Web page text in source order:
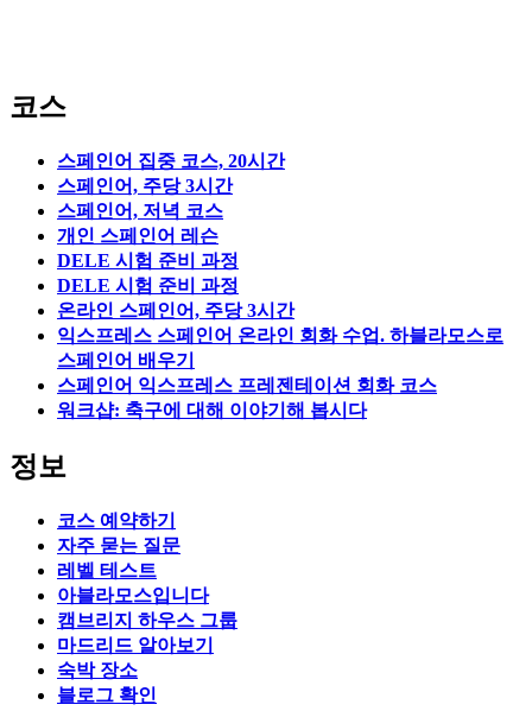
코스
스페인어 집중 코스, 20시간
스페인어, 주당 3시간
스페인어, 저녁 코스
개인 스페인어 레슨
DELE 시험 준비 과정
DELE 시험 준비 과정
온라인 스페인어, 주당 3시간
익스프레스 스페인어 온라인 회화 수업. 하블라모스로
스페인어 배우기
스페인어 익스프레스 프레젠테이션 회화 코스
워크샵: 축구에 대해 이야기해 봅시다
정보
코스 예약하기
자주 묻는 질문
레벨 테스트
아블라모스입니다
캠브리지 하우스 그룹
마드리드 알아보기
숙박 장소
블로그 확인